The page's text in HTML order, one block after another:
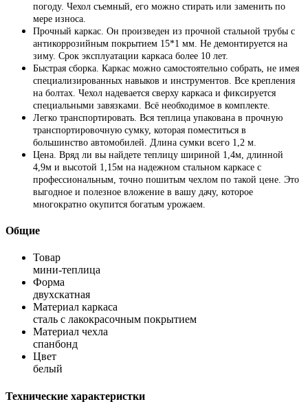
погоду. Чехол съемный, его можно стирать или заменить по
мере износа.
Прочный каркас. Он произведен из прочной стальной трубы с
антикоррозийным покрытием 15*1 мм. Не демонтируется на
зиму. Срок эксплуатации каркаса более 10 лет.
Быстрая сборка. Каркас можно самостоятельно собрать, не имея
специализированных навыков и инструментов. Все крепления
на болтах. Чехол надевается сверху каркаса и фиксируется
специальными завязками. Всё необходимое в комплекте.
Легко транспортировать. Вся теплица упакована в прочную
транспортировочную сумку, которая поместиться в
большинство автомобилей. Длина сумки всего 1,2 м.
Цена. Вряд ли вы найдете теплицу шириной 1,4м, длинной
4,9м и высотой 1,15м на надежном стальном каркасе с
профессиональным, точно пошитым чехлом по такой цене. Это
выгодное и полезное вложение в вашу дачу, которое
многократно окупится богатым урожаем.
Общие
Товар
мини-теплица
Форма
двухскатная
Материал каркаса
сталь с лакокрасочным покрытием
Материал чехла
спанбонд
Цвет
белый
Технические характеристки